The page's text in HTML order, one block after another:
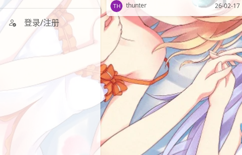
登录/注册
thunter 26-02-17